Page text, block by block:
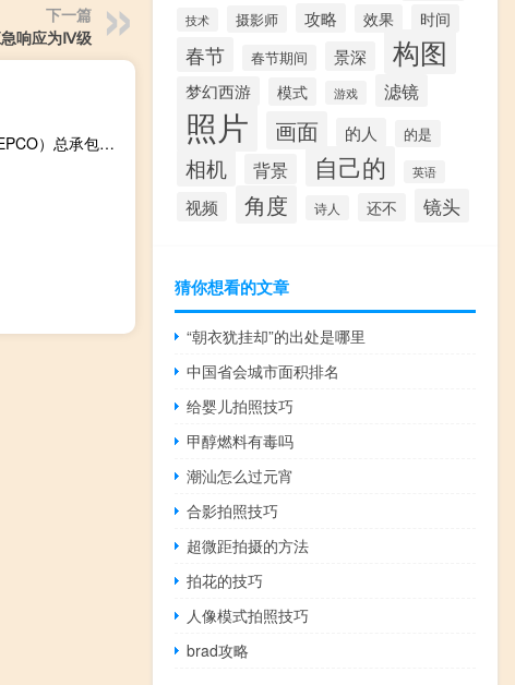
下一篇
响应为Ⅳ级
节能国祯：签订5.52亿元西宁市湟乐污水处理厂项目（EPCO）总承包合同
技术 摄影师 攻略 效果 时间
春节 春节期间 景深 构图
梦幻西游 模式 游戏 滤镜
照片 画面 的人 的是
相机 背景 自己的 英语
视频 角度 诗人 还不 镜头
猜你想看的文章
“朝衣犹挂却”的出处是哪里
中国省会城市面积排名
给婴儿拍照技巧
甲醇燃料有毒吗
潮汕怎么过元宵
合影拍照技巧
超微距拍摄的方法
拍花的技巧
人像模式拍照技巧
brad攻略